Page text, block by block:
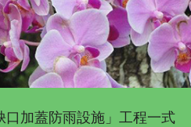
口加蓋防雨設施」工程一式